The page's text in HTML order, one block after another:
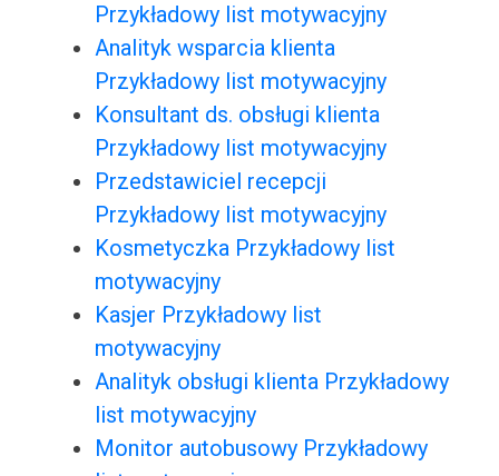
Przykładowy list motywacyjny
Analityk wsparcia klienta
Przykładowy list motywacyjny
Konsultant ds. obsługi klienta
Przykładowy list motywacyjny
Przedstawiciel recepcji
Przykładowy list motywacyjny
Kosmetyczka Przykładowy list
motywacyjny
Kasjer Przykładowy list
motywacyjny
Analityk obsługi klienta Przykładowy
list motywacyjny
Monitor autobusowy Przykładowy